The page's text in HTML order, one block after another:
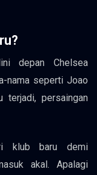
depan Chelsea
nama seperti Joao
terjadi, persaingan
klub baru demi
akal. Apalagi